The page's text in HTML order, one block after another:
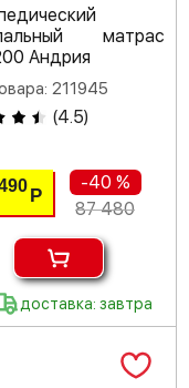
матрас
Андрия
211945
(4.5)
Р
-40 %
87 480
доставка: завтра